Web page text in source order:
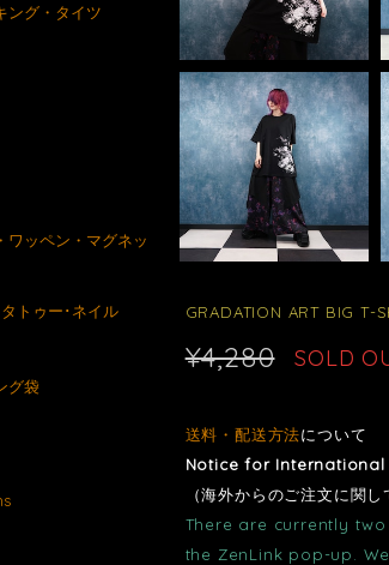
ング・タイツ
ワッペン・マグネッ
トゥー･ネイル
グ袋
GRADATION ART BIG T-
¥4,280 SOLD
送料・配送方法について
Notice for International
（海外からのご注文に関し
There are currently
the ZenLink pop-up.